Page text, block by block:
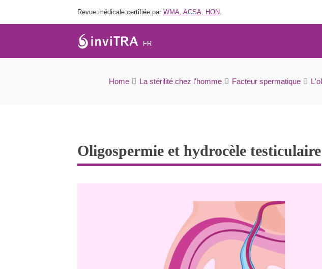
Revue médicale certifiée par WMA, ACSA, HON.
FR
Oligospermie et
Home La stérilité chez l'homme Facteur spermatique
Oligospermie et hydrocèle testiculaire